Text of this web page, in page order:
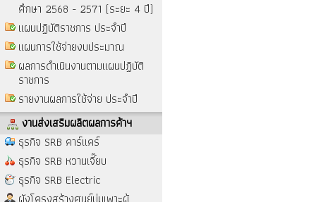
ศึกษา 2568 - 2571 (ระยะ 4 ปี)
แผนปฏิบัติราชการ ประจำปี
แผนการใช้จ่ายงบประมาณ
ผลการดำเนินงานตามแผนปฏิบัติ
ราชการ
รายงานผลการใช้จ่าย ประจำปี
งานส่งเสริมผลิตผลการค้าฯ
ธุรกิจ SRB คาร์แคร์
ธุรกิจ SRB หวานเจี๊ยบ
ธุรกิจ SRB Electric